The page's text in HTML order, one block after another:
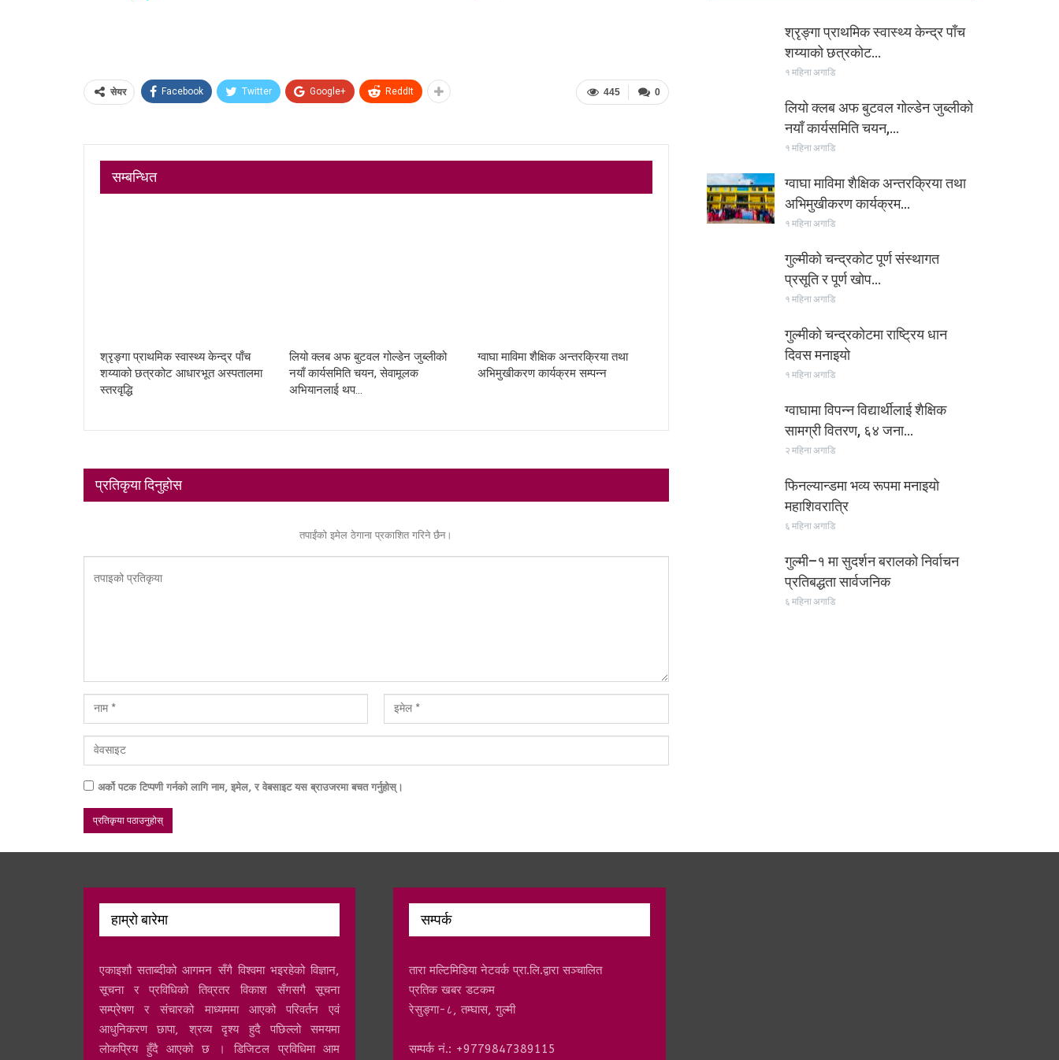
0
445
सेयर Facebook Twitter Google+ ReddIt
सम्बन्धित
श्रृङ्गा प्राथमिक स्वास्थ्य केन्द्र पाँच
शय्याको छत्रकोट आधारभूत अस्पतालमा
स्तरवृद्धि
लियो क्लब अफ बुटवल गोल्डेन जुब्लीको
नयाँ कार्यसमिति चयन, सेवामूलक
अभियानलाई थप…
ग्वाघा माविमा शैक्षिक अन्तरक्रिया तथा
अभिमुखीकरण कार्यक्रम सम्पन्न
प्रतिकृया दिनुहोस
तपाईंको इमेल ठेगाना प्रकाशित गरिने छैन।
अर्को पटक टिप्पणी गर्नको लागि नाम, इमेल, र वेबसाइट यस ब्राउजरमा बचत गर्नुहोस्।
श्रृङ्गा प्राथमिक स्वास्थ्य केन्द्र पाँच
शय्याको छत्रकोट…
१ महिना अगाडि
लियो क्लब अफ बुटवल गोल्डेन जुब्लीको
नयाँ कार्यसमिति चयन,…
१ महिना अगाडि
ग्वाघा माविमा शैक्षिक अन्तरक्रिया तथा
अभिमुखीकरण कार्यक्रम…
१ महिना अगाडि
गुल्मीको चन्द्रकोट पूर्ण संस्थागत
प्रसूति र पूर्ण खोप…
१ महिना अगाडि
गुल्मीको चन्द्रकोटमा राष्ट्रिय धान
दिवस मनाइयो
१ महिना अगाडि
ग्वाघामा विपन्न विद्यार्थीलाई शैक्षिक
सामग्री वितरण, ६४ जना…
२ महिना अगाडि
फिनल्यान्डमा भव्य रूपमा मनाइयो
महाशिवरात्रि
६ महिना अगाडि
गुल्मी–१ मा सुदर्शन बरालको निर्वाचन
प्रतिबद्धता सार्वजनिक
६ महिना अगाडि
हाम्रो बारेमा
एकाइशौ सताब्दीको आगमन सँगै विश्वमा भइरहेको विज्ञान,
सूचना र प्रविधिको तिव्रतर विकाश सँगसगै सूचना
सम्प्रेषण र संचारको माध्यममा आएको परिवर्तन एवं
आधुनिकरण छापा, श्रव्य दृश्य हुदै पछिल्लो समयमा
लोकप्रिय हुँदै आएको छ । डिजिटल प्रविधिमा आम
सम्पर्क
तारा मल्टिमिडिया नेटवर्क प्रा.लि.द्वारा सञ्चालित
प्रतिक खबर डटकम
रेसुङ्गा-८, तम्घास, गुल्मी
सम्पर्क नं.: +9779847389115